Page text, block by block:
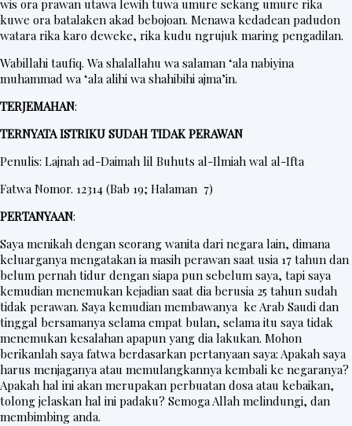
wis ora prawan utawa lewih tuwa umure sekang umure rika
kuwe ora batalaken akad bebojoan. Menawa kedadean padudon
watara rika karo deweke, rika kudu ngrujuk maring pengadilan.
Wabillahi taufiq. Wa shalallahu wa salaman ‘ala nabiyina
muhammad wa ‘ala alihi wa shahibihi ajma’in.
TERJEMAHAN:
TERNYATA ISTRIKU SUDAH TIDAK PERAWAN
Penulis: Lajnah ad-Daimah lil Buhuts al-Ilmiah wal al-Ifta
Fatwa Nomor. 12314 (Bab 19; Halaman 7)
PERTANYAAN:
Saya menikah dengan seorang wanita dari negara lain, dimana
keluarganya mengatakan ia masih perawan saat usia 17 tahun dan
belum pernah tidur dengan siapa pun sebelum saya, tapi saya
kemudian menemukan kejadian saat dia berusia 25 tahun sudah
tidak perawan. Saya kemudian membawanya ke Arab Saudi dan
tinggal bersamanya selama empat bulan, selama itu saya tidak
menemukan kesalahan apapun yang dia lakukan. Mohon
berikanlah saya fatwa berdasarkan pertanyaan saya: Apakah saya
harus menjaganya atau memulangkannya kembali ke negaranya?
Apakah hal ini akan merupakan perbuatan dosa atau kebaikan,
tolong jelaskan hal ini padaku? Semoga Allah melindungi, dan
membimbing anda.